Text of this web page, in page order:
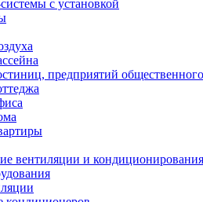
с установкой
предприятий
вентиляции и кондиционирования